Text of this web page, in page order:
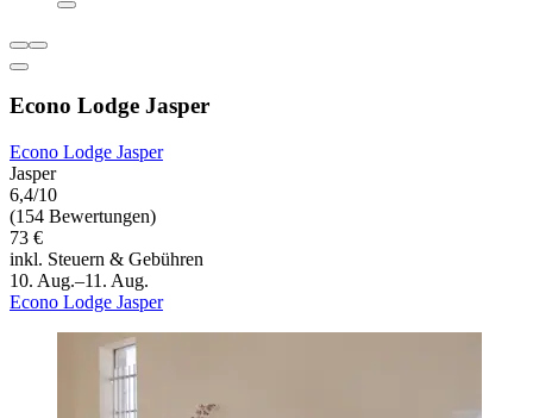
Econo Lodge Jasper
Econo Lodge Jasper
Jasper
6,4/10
(154 Bewertungen)
73 €
inkl. Steuern & Gebühren
10. Aug.–11. Aug.
Econo Lodge Jasper